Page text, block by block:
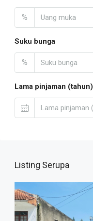
%
Suku bunga
%
Lama pinjaman (tahun)
Listing Serupa